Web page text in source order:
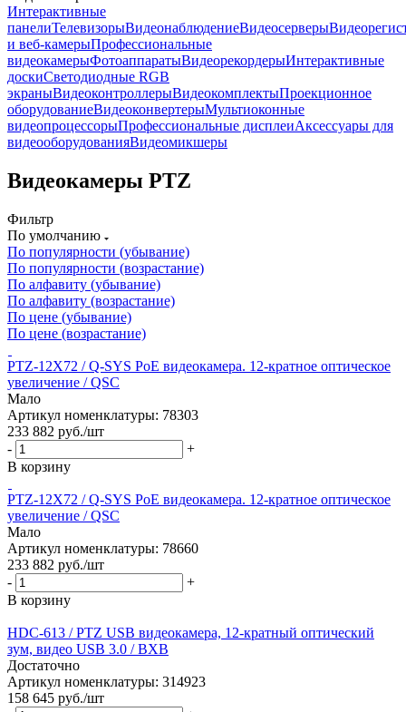
Интерактивные
панелиТелевизорыВидеонаблюдениеВидеосерверы
и веб-камерыПрофессиональные
видеокамерыФотоаппаратыВидеорекордерыИнтерактивные
доскиСветодиодные RGB
экраныВидеоконтроллерыВидеокомплектыПроекционное
оборудованиеВидеоконвертерыМультиоконные
видеопроцессорыПрофессиональные дисплеиАксессуары для
видеооборудованияВидеомикшеры
Видеокамеры PTZ
Фильтр
По умолчанию
По популярности (убывание)
По популярности (возрастание)
По алфавиту (убывание)
По алфавиту (возрастание)
По цене (убывание)
По цене (возрастание)
PTZ-12X72 / Q-SYS PoE видеокамера. 12-кратное оптическое
увеличение / QSC
Мало
Артикул номенклатуры: 78303
233 882 руб./шт
-
+
В корзину
PTZ-12X72 / Q-SYS PoE видеокамера. 12-кратное оптическое
увеличение / QSC
Мало
Артикул номенклатуры: 78660
233 882 руб./шт
-
+
В корзину
HDC-613 / PTZ USB видеокамера, 12-кратный оптический
зум, видео USB 3.0 / BXB
Достаточно
Артикул номенклатуры: 314923
158 645 руб./шт